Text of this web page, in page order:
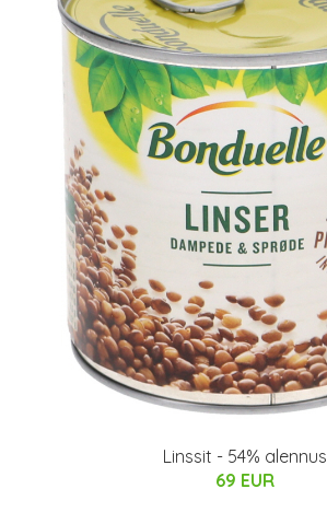
Linssit - 54% alennus
69 EUR